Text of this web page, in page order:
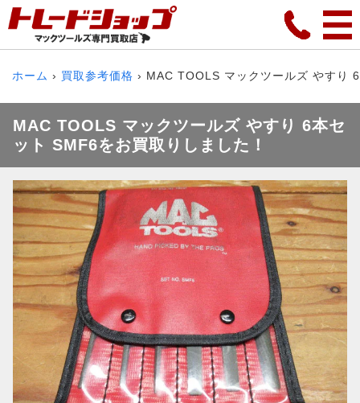
ホーム 買取参考価格 MAC TOOLS マックツールズ やすり
MAC TOOLS マックツールズ やすり 6本セ
ット SMF6をお買取りしました！